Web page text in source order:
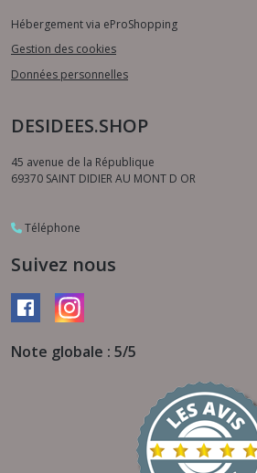
Hébergement via eProShopping
Gestion des cookies
Données personnelles
DESIDEES.SHOP
45 avenue de la République
69370 SAINT DIDIER AU MONT D OR
Téléphone
Suivez nous
Note globale : 5/5